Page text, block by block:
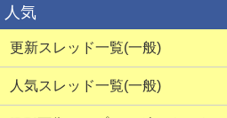
人気
更新スレッド一覧(一般)
人気スレッド一覧(一般)